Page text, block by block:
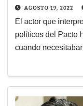
AGOSTO 19, 2022
El actor que
políticos del Pacto
cuando